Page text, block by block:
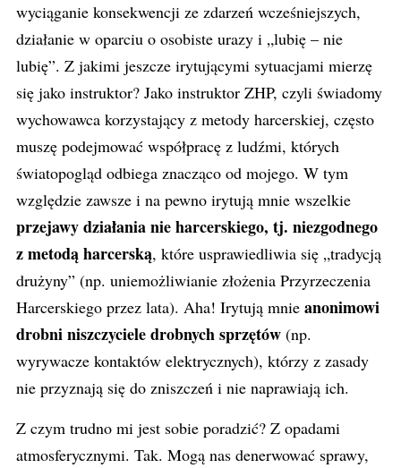
wyciąganie konsekwencji ze zdarzeń wcześniejszych,
działanie w oparciu o osobiste urazy i „lubię – nie
lubię”. Z jakimi jeszcze irytującymi sytuacjami mierzę
się jako instruktor? Jako instruktor ZHP, czyli świadomy
wychowawca korzystający z metody harcerskiej, często
muszę podejmować współpracę z ludźmi, których
światopogląd odbiega znacząco od mojego. W tym
względzie zawsze i na pewno irytują mnie wszelkie
przejawy działania nie harcerskiego, tj. niezgodnego
z metodą harcerską, które usprawiedliwia się „tradycją
drużyny” (np. uniemożliwianie złożenia Przyrzeczenia
Harcerskiego przez lata). Aha! Irytują mnie anonimowi
drobni niszczyciele drobnych sprzętów (np.
wyrywacze kontaktów elektrycznych), którzy z zasady
nie przyznają się do zniszczeń i nie naprawiają ich.
Z czym trudno mi jest sobie poradzić? Z opadami
atmosferycznymi. Tak. Mogą nas denerwować sprawy,